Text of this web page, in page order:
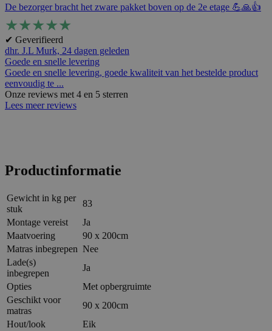
De bezorger bracht het zware pakket boven op de 2e etage 💪🙏👍
★★★★★
✔ Geverifieerd
dhr. J.L Murk, 24 dagen geleden
Goede en snelle levering
Goede en snelle levering, goede kwaliteit van het bestelde product
eenvoudig te ...
Onze reviews met 4 en 5 sterren
Lees meer reviews
Productinformatie
Gewicht in kg per
stuk
83
Montage vereist
Ja
Maatvoering
90 x 200cm
Matras inbegrepen Nee
Lade(s)
inbegrepen
Ja
Opties
Met opbergruimte
Geschikt voor
matras
90 x 200cm
Hout/look
Eik